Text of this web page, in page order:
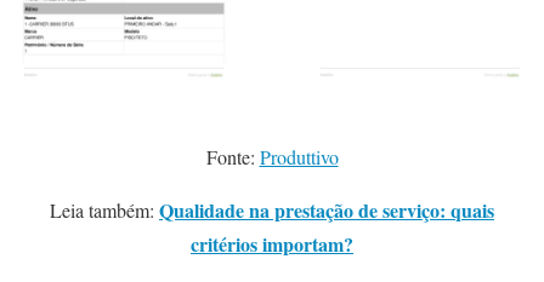
Fonte: Produttivo
Leia também: Qualidade na prestação de serviço: quais
critérios importam?